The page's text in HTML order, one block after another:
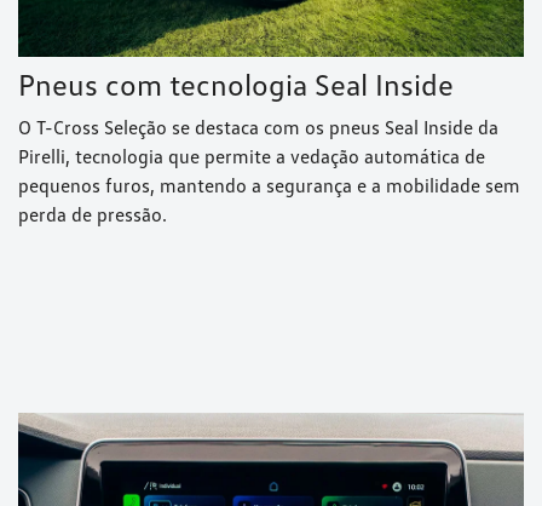
Pneus com tecnologia Seal Inside
O T-Cross Seleção se destaca com os pneus Seal Inside da
Pirelli, tecnologia que permite a vedação automática de
pequenos furos, mantendo a segurança e a mobilidade sem
perda de pressão.